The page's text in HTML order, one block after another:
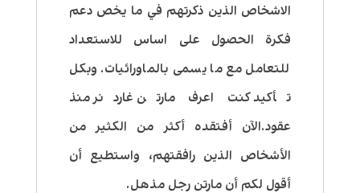
الاشخاص الذين ذكرتهم في ما يخص دعم
فكرة الحصول على اساس للاستعداد
للتعامل مع ما يسمى بالماورائيات. وبكل
تأكيد كنت اعرف مارتن غاردنر منذ
عقود.الآن أفتقده أكثر من الكثير من
الأشخاص الذين رافقتهم، واستطيع أن
أقول لكم أن مارتن رجل مذهل.